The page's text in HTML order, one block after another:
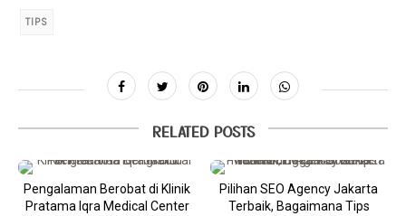
TIPS
RELATED POSTS
Pengalaman Berobat di Klinik
Pratama Iqra Medical Center
Pilihan SEO Agency Jakarta
Terbaik, Bagaimana Tips